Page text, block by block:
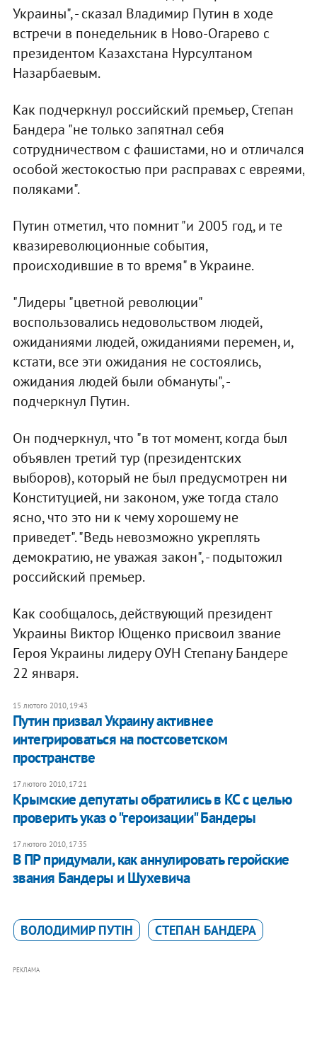
Украины", - сказал Владимир Путин в ходе
встречи в понедельник в Ново-Огарево с
президентом Казахстана Нурсултаном
Назарбаевым.
Как подчеркнул российский премьер, Степан
Бандера "не только запятнал себя
сотрудничеством с фашистами, но и отличался
особой жестокостью при расправах с евреями,
поляками".
Путин отметил, что помнит "и 2005 год, и те
квазиреволюционные события,
происходившие в то время" в Украине.
"Лидеры "цветной революции"
воспользовались недовольством людей,
ожиданиями людей, ожиданиями перемен, и,
кстати, все эти ожидания не состоялись,
ожидания людей были обмануты", -
подчеркнул Путин.
Он подчеркнул, что "в тот момент, когда был
объявлен третий тур (президентских
выборов), который не был предусмотрен ни
Конституцией, ни законом, уже тогда стало
ясно, что это ни к чему хорошему не
приведет". "Ведь невозможно укреплять
демократию, не уважая закон", - подытожил
российский премьер.
Как сообщалось, действующий президент
Украины Виктор Ющенко присвоил звание
Героя Украины лидеру ОУН Степану Бандере
22 января.
15 лютого 2010, 19:43
Путин призвал Украину активнее
интегрироваться на постсоветском
пространстве
17 лютого 2010, 17:21
Крымские депутаты обратились в КС с целью
проверить указ о "героизации" Бандеры
17 лютого 2010, 17:35
В ПР придумали, как аннулировать геройские
звания Бандеры и Шухевича
ВОЛОДИМИР ПУТІН СТЕПАН БАНДЕРА
РЕКЛАМА